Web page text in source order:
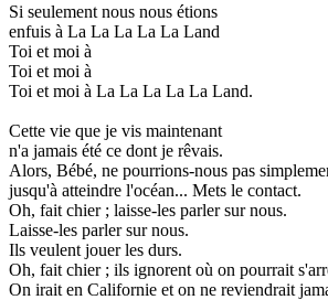
Si seulement nous nous étions
enfuis à La La La La La Land
Toi et moi à
Toi et moi à
Toi et moi à La La La La La Land.
Cette vie que je vis maintenant
n'a jamais été ce dont je rêvais.
Alors, Bébé, ne pourrions-nous pas
jusqu'à atteindre l'océan... Mets le contact.
Oh, fait chier ; laisse-les parler sur nous.
Laisse-les parler sur nous.
Ils veulent jouer les durs.
Oh, fait chier ; ils ignorent où on pourrait
On irait en Californie et on ne reviendrait